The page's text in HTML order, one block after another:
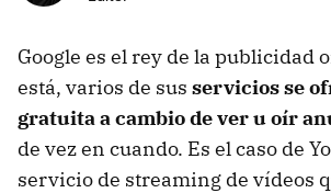
Google es el rey de la publicidad
está, varios de sus servicios se
gratuita a cambio de ver u oír
de vez en cuando. Es el caso de
servicio de streaming de vídeos